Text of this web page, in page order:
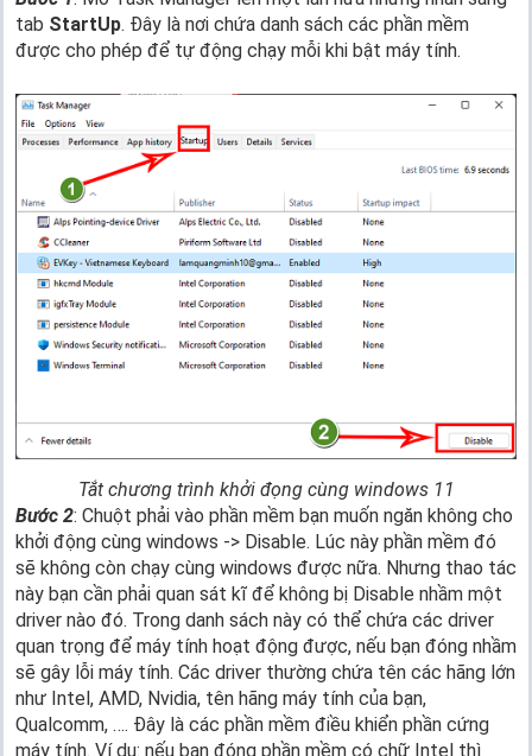
tab StartUp. Đây là nơi chứa danh sách các phần mềm
được cho phép để tự động chạy mỗi khi bật máy tính.
Tắt chương trình khởi đọng cùng windows 11
Bước 2: Chuột phải vào phần mềm bạn muốn ngăn không cho
khởi động cùng windows -> Disable. Lúc này phần mềm đó
sẽ không còn chạy cùng windows được nữa. Nhưng thao tác
này bạn cần phải quan sát kĩ để không bị Disable nhầm một
driver nào đó. Trong danh sách này có thể chứa các driver
quan trọng để máy tính hoạt động được, nếu bạn đóng nhầm
sẽ gây lỗi máy tính. Các driver thường chứa tên các hãng lớn
như Intel, AMD, Nvidia, tên hãng máy tính của bạn,
Qualcomm, …. Đây là các phần mềm điều khiển phần cứng
máy tính. Ví dụ: nếu bạn đóng phần mềm có chữ Intel thì